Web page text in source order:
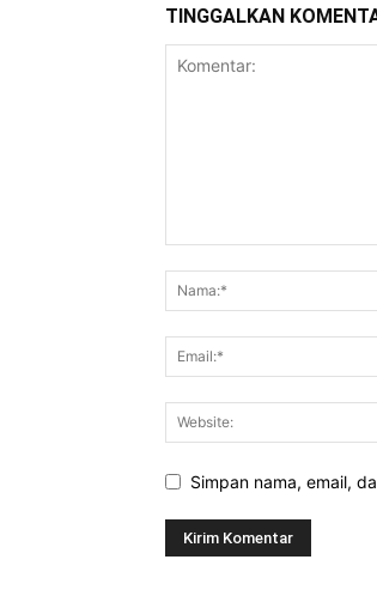
TINGGALKAN
Simpan nama, email,